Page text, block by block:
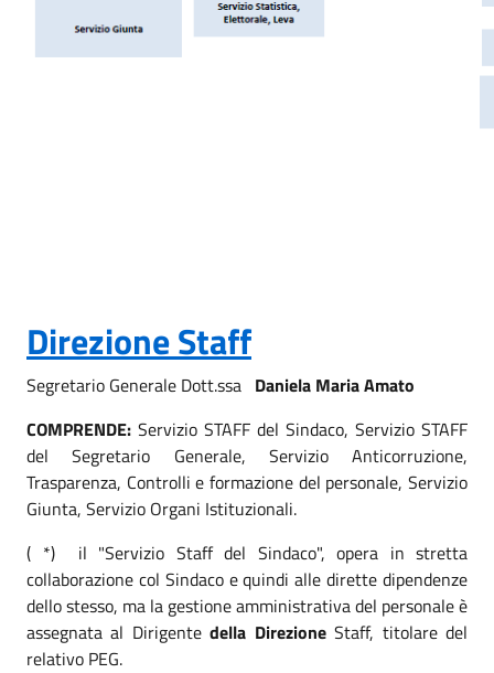
Direzione Staff
Segretario Generale Dott.ssa Daniela Maria Amato
COMPRENDE: Servizio STAFF del Sindaco, Servizio STAFF
del Segretario Generale, Servizio Anticorruzione,
Trasparenza, Controlli e formazione del personale, Servizio
Giunta, Servizio Organi Istituzionali.
( *) il "Servizio Staff del Sindaco", opera in stretta
collaborazione col Sindaco e quindi alle dirette dipendenze
dello stesso, ma la gestione amministrativa del personale è
assegnata al Dirigentedella DirezioneStaff, titolare del
relativo PEG.